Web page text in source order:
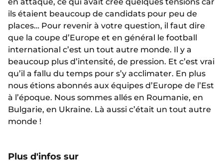
en attaque, ce qui avait créé quelques tensions car
ils étaient beaucoup de candidats pour peu de
places… Pour revenir à votre question, il faut dire
que la coupe d’Europe et en général le football
international c’est un tout autre monde. Il y a
beaucoup plus d’intensité, de pression. Et c’est vrai
qu’il a fallu du temps pour s’y acclimater. En plus
nous étions abonnés aux équipes d’Europe de l’Est
à l’époque. Nous sommes allés en Roumanie, en
Bulgarie, en Ukraine. Là aussi c’était un tout autre
monde !
Plus d'infos sur